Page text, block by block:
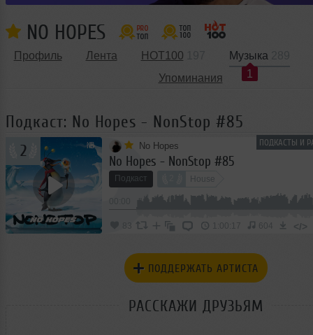
NO HOPES
Профиль Лента HOT100
Музыка
1
Упоминания
Подкаст: No Hopes - NonStop #85
ПОДКАСТЫ И
2 No Hopes
No Hopes - NonStop #85
Подкаст House
83 1:00:17 604 </>
ПОДДЕРЖАТЬ АРТИСТА
РАССКАЖИ ДРУЗЬЯМ